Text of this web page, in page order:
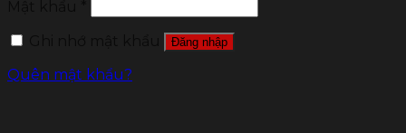
Đăng nhập
Quên mật khẩu?